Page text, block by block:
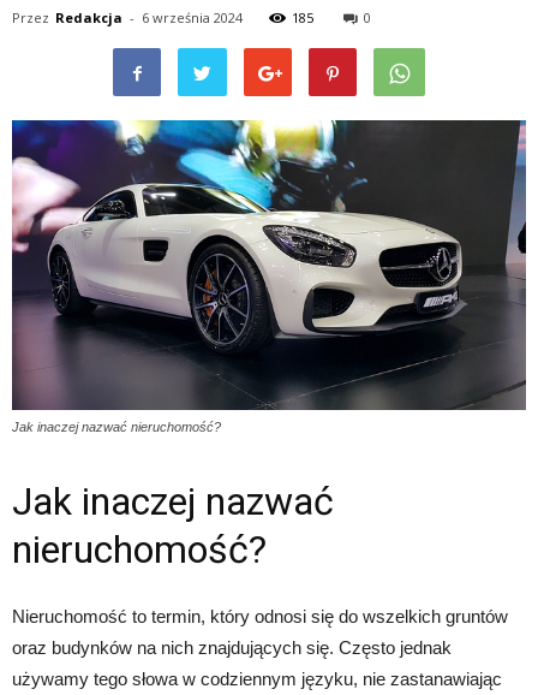
Przez Redakcja - 6 września 2024 185 0
Jak inaczej nazwać nieruchomość?
Jak inaczej nazwać
nieruchomość?
Nieruchomość to termin, który odnosi się do wszelkich gruntów
oraz budynków na nich znajdujących się. Często jednak
używamy tego słowa w codziennym języku, nie zastanawiając